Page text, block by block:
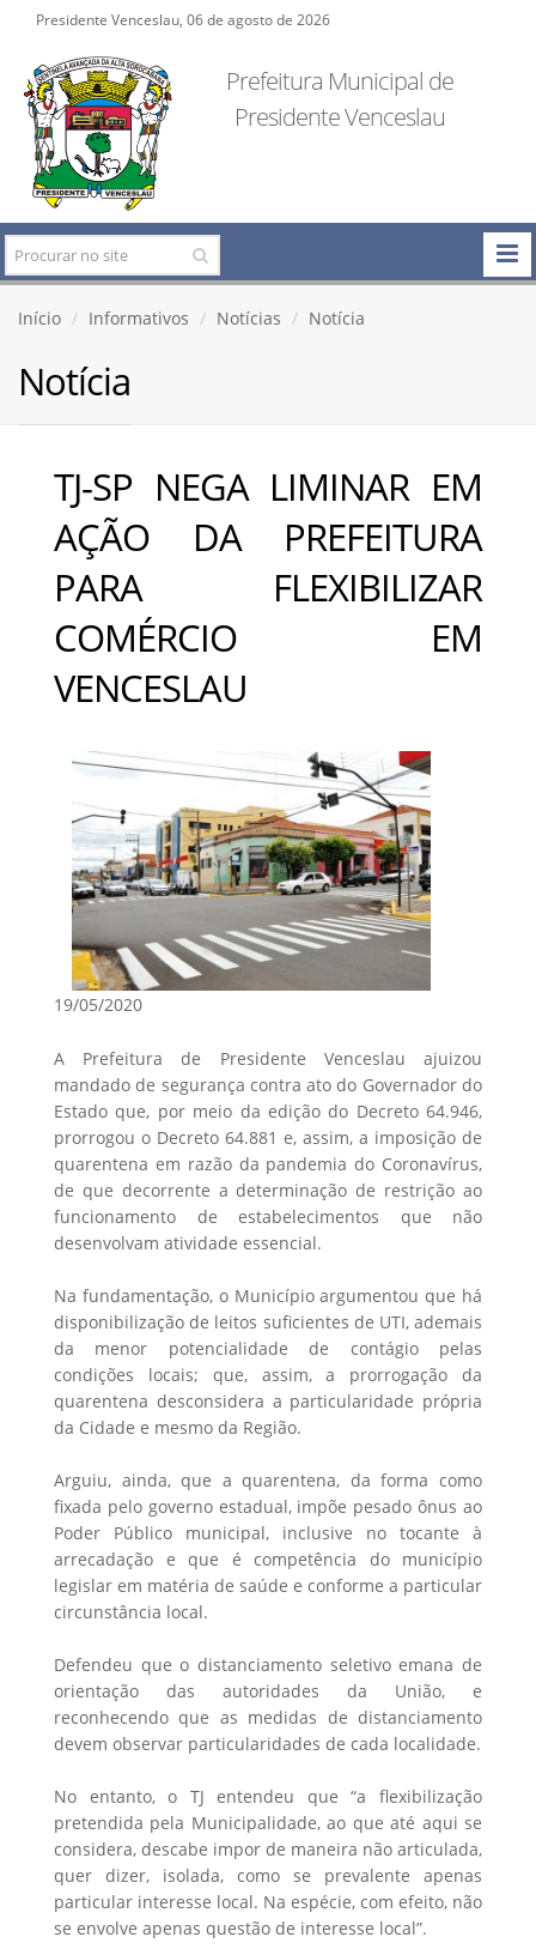
Presidente Venceslau, 06 de agosto de 2026
Prefeitura Municipal de
Presidente Venceslau
Início Informativos Notícias Notícia
Notícia
TJ-SP NEGA LIMINAR EM
AÇÃO DA PREFEITURA
PARA FLEXIBILIZAR
COMÉRCIO EM
VENCESLAU
19/05/2020
A Prefeitura de Presidente Venceslau ajuizou
mandado de segurança contra ato do Governador do
Estado que, por meio da edição do Decreto 64.946,
prorrogou o Decreto 64.881 e, assim, a imposição de
quarentena em razão da pandemia do Coronavírus,
de que decorrente a determinação de restrição ao
funcionamento de estabelecimentos que não
desenvolvam atividade essencial.
Na fundamentação, o Município argumentou que há
disponibilização de leitos suficientes de UTI, ademais
da menor potencialidade de contágio pelas
condições locais; que, assim, a prorrogação da
quarentena desconsidera a particularidade própria
da Cidade e mesmo da Região.
Arguiu, ainda, que a quarentena, da forma como
fixada pelo governo estadual, impõe pesado ônus ao
Poder Público municipal, inclusive no tocante à
arrecadação e que é competência do município
legislar em matéria de saúde e conforme a particular
circunstância local.
Defendeu que o distanciamento seletivo emana de
orientação das autoridades da União, e
reconhecendo que as medidas de distanciamento
devem observar particularidades de cada localidade.
No entanto, o TJ entendeu que “a flexibilização
pretendida pela Municipalidade, ao que até aqui se
considera, descabe impor de maneira não articulada,
quer dizer, isolada, como se prevalente apenas
particular interesse local. Na espécie, com efeito, não
se envolve apenas questão de interesse local”.